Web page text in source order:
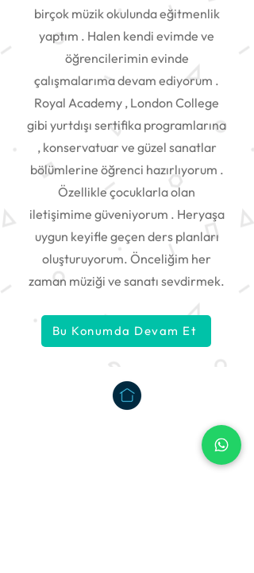
birçok müzik okulunda eğitmenlik
yaptım . Halen kendi evimde ve
öğrencilerimin evinde
çalışmalarıma devam ediyorum .
Royal Academy , London College
gibi yurtdışı sertifika programlarına
, konservatuar ve güzel sanatlar
bölümlerine öğrenci hazırlıyorum .
Özellikle çocuklarla olan
iletişimime güveniyorum . Heryaşa
uygun keyifle geçen ders planları
oluşturuyorum. Önceliğim her
zaman müziği ve sanatı sevdirmek.
Bu Konumda Devam Et